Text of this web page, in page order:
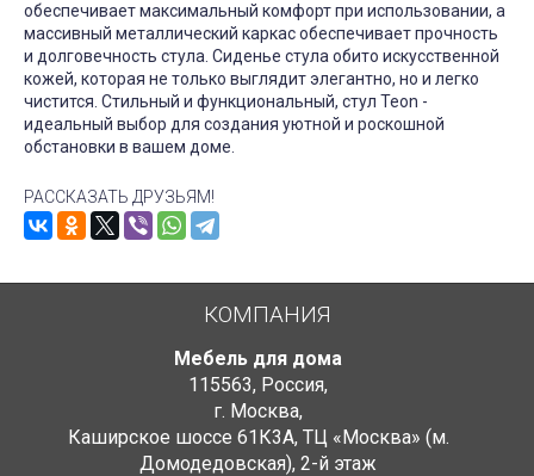
обеспечивает максимальный комфорт при использовании, а
массивный металлический каркас обеспечивает прочность
и долговечность стула. Сиденье стула обито искусственной
кожей, которая не только выглядит элегантно, но и легко
чистится. Стильный и функциональный, стул Teon -
идеальный выбор для создания уютной и роскошной
обстановки в вашем доме.
РАССКАЗАТЬ ДРУЗЬЯМ!
КОМПАНИЯ
Мебель для дома
115563, Россия,
г. Москва,
Каширское шоссе 61К3А, ТЦ «Москва» (м.
Домодедовская), 2-й этаж